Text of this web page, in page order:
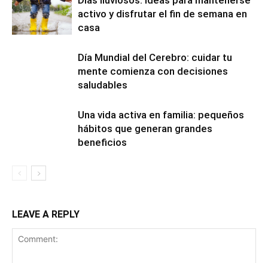
activo y disfrutar el fin de semana en
casa
Día Mundial del Cerebro: cuidar tu
mente comienza con decisiones
saludables
Una vida activa en familia: pequeños
hábitos que generan grandes
beneficios
LEAVE A REPLY